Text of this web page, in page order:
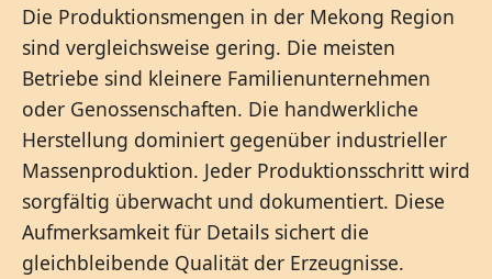
Die Produktionsmengen in der Mekong Region
sind vergleichsweise gering. Die meisten
Betriebe sind kleinere Familienunternehmen
oder Genossenschaften. Die handwerkliche
Herstellung dominiert gegenüber industrieller
Massenproduktion. Jeder Produktionsschritt wird
sorgfältig überwacht und dokumentiert. Diese
Aufmerksamkeit für Details sichert die
gleichbleibende Qualität der Erzeugnisse.